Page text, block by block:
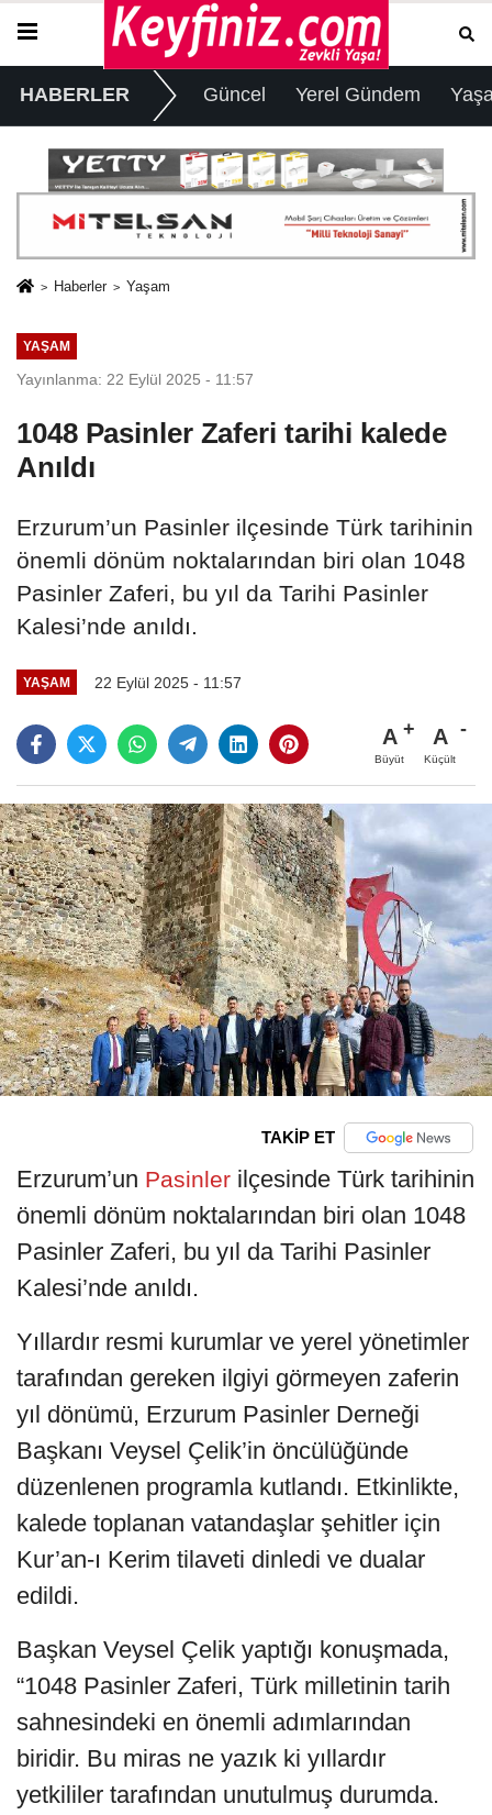
HABERLER Güncel Yerel Gündem
Haberler Yaşam
YAŞAM
Yayınlanma: 22 Eylül 2025 - 11:57
1048 Pasinler Zaferi tarihi kalede
Anıldı
Erzurum’un Pasinler ilçesinde Türk tarihinin
önemli dönüm noktalarından biri olan 1048
Pasinler Zaferi, bu yıl da Tarihi Pasinler
Kalesi’nde anıldı.
YAŞAM 22 Eylül 2025 - 11:57
A
Büyüt
A
Küçült
TAKİP ET
Erzurum’un Pasinler ilçesinde Türk tarihinin
önemli dönüm noktalarından biri olan 1048
Pasinler Zaferi, bu yıl da Tarihi Pasinler
Kalesi’nde anıldı.
Yıllardır resmi kurumlar ve yerel yönetimler
tarafından gereken ilgiyi görmeyen zaferin
yıl dönümü, Erzurum Pasinler Derneği
Başkanı Veysel Çelik’in öncülüğünde
düzenlenen programla kutlandı. Etkinlikte,
kalede toplanan vatandaşlar şehitler için
Kur’an-ı Kerim tilaveti dinledi ve dualar
edildi.
Başkan Veysel Çelik yaptığı konuşmada,
“1048 Pasinler Zaferi, Türk milletinin tarih
sahnesindeki en önemli adımlarından
biridir. Bu miras ne yazık ki yıllardır
yetkililer tarafından unutulmuş durumda.